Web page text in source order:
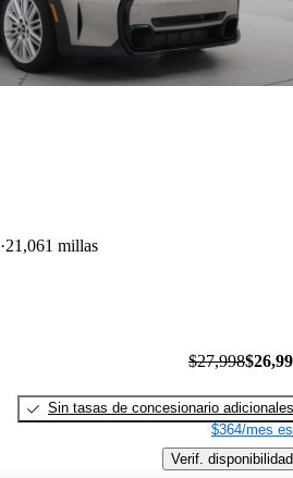
21,061 millas
$27,998
Sin tasas de concesionario adicionales
$364/mes
Verif. disponibilidad